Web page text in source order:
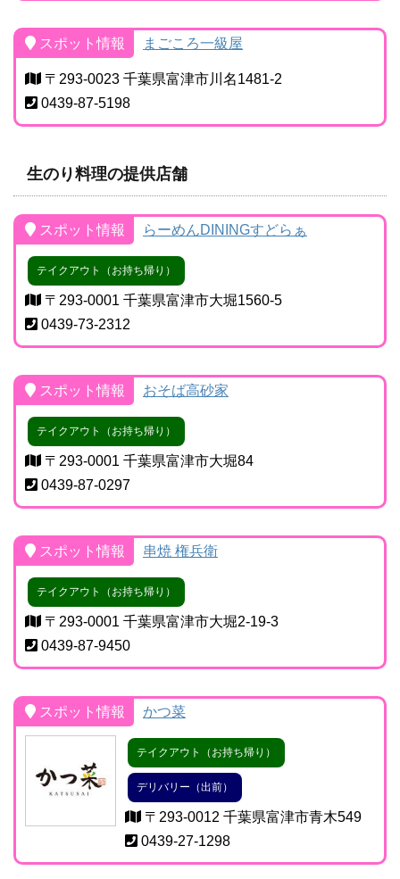
スポット情報 まごころ一級屋
〒293-0023 千葉県富津市川名1481-2
0439-87-5198
生のり料理の提供店舗
スポット情報 らーめんDININGすどらぁ
テイクアウト（お持ち帰り）
〒293-0001 千葉県富津市大堀1560-5
0439-73-2312
スポット情報 おそば高砂家
テイクアウト（お持ち帰り）
〒293-0001 千葉県富津市大堀84
0439-87-0297
スポット情報 串焼 権兵衛
テイクアウト（お持ち帰り）
〒293-0001 千葉県富津市大堀2-19-3
0439-87-9450
スポット情報 かつ菜
テイクアウト（お持ち帰り）
デリバリー（出前）
〒293-0012 千葉県富津市青木549
0439-27-1298